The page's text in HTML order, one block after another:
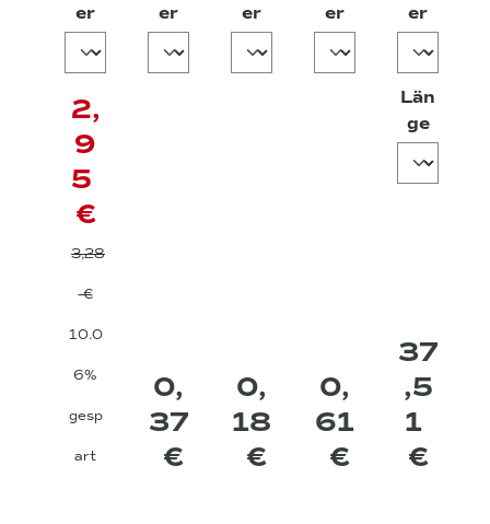
4
For
stw
ind
ens
eil
hve
rdic
hte
t
erauswählen
2,
9
5
€
3,28
€
10.0
6%
gesp
art
erauswählen
0,
37
€
erauswählen
0,
18
€
RW
erauswählen
0,
61
€
ug
er
Län
ge
37
,5
1
€